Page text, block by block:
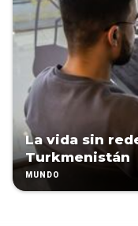
La vida sin
Turkmenistán
MUNDO